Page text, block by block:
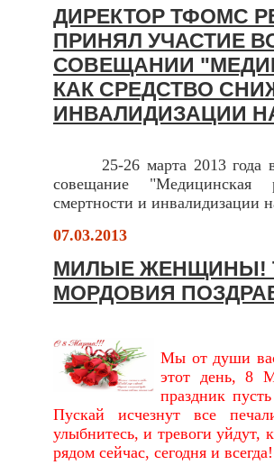
ДИРЕКТОР ТФОМС
ПРИНЯЛ УЧАСТИЕ
СОВЕЩАНИИ
КАК СРЕДСТВО
ИНВАЛИДИЗАЦИИ
25-26 марта 2013 года в
совещание "Медицинская
смертности и инвалидизации
07.03.2013
МИЛЫЕ ЖЕНЩИНЫ!
МОРДОВИЯ
Мы от души вас
этот день, 8
праздник
Пускай исчезнут все
улыбнитесь, и тревоги уйдут,
рядом сейчас, сегодня и всегда!